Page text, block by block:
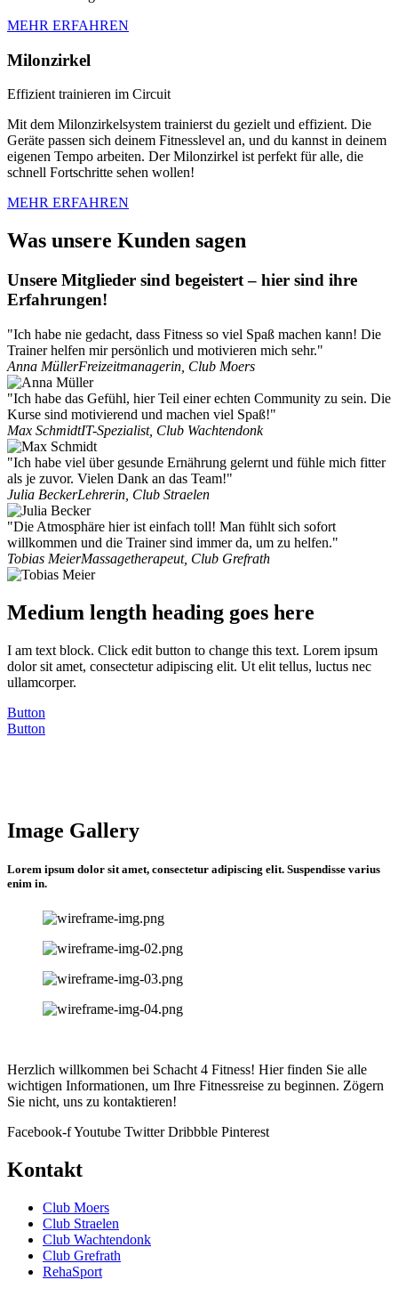
MEHR ERFAHREN
Milonzirkel
Effizient trainieren im Circuit
Mit dem Milonzirkelsystem trainierst du gezielt und effizient. Die
Geräte passen sich deinem Fitnesslevel an, und du kannst in deinem
eigenen Tempo arbeiten. Der Milonzirkel ist perfekt für alle, die
schnell Fortschritte sehen wollen!
MEHR ERFAHREN
Was unsere Kunden sagen
Unsere Mitglieder sind begeistert – hier sind ihre
Erfahrungen!
"Ich habe nie gedacht, dass Fitness so viel Spaß machen kann! Die
Trainer helfen mir persönlich und motivieren mich sehr."
Anna MüllerFreizeitmanagerin, Club Moers
"Ich habe das Gefühl, hier Teil einer echten Community zu sein. Die
Kurse sind motivierend und machen viel Spaß!"
Max SchmidtIT-Spezialist, Club Wachtendonk
"Ich habe viel über gesunde Ernährung gelernt und fühle mich fitter
als je zuvor. Vielen Dank an das Team!"
Julia BeckerLehrerin, Club Straelen
"Die Atmosphäre hier ist einfach toll! Man fühlt sich sofort
willkommen und die Trainer sind immer da, um zu helfen."
Tobias MeierMassagetherapeut, Club Grefrath
Medium length heading goes here
I am text block. Click edit button to change this text. Lorem ipsum
dolor sit amet, consectetur adipiscing elit. Ut elit tellus, luctus nec
ullamcorper.
Button
Button
Image Gallery
Lorem ipsum dolor sit amet, consectetur adipiscing elit. Suspendisse varius
enim in.
Herzlich willkommen bei Schacht 4 Fitness! Hier finden Sie alle
wichtigen Informationen, um Ihre Fitnessreise zu beginnen. Zögern
Sie nicht, uns zu kontaktieren!
Facebook-fYoutube Twitter Dribbble Pinterest
Kontakt
Club Moers
Club Straelen
Club Wachtendonk
Club Grefrath
RehaSport